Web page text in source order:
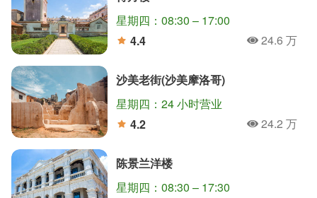
星期四：08:30 – 17:00
4.4
人氣24.6 万
沙美老街(沙美摩洛哥)
星期四：24 小时营业
4.2
人氣24.2 万
陈景兰洋楼
星期四：08:30 – 17:30